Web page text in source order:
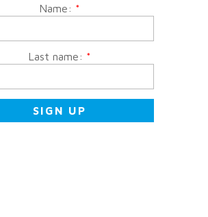
Name: *
Last name: *